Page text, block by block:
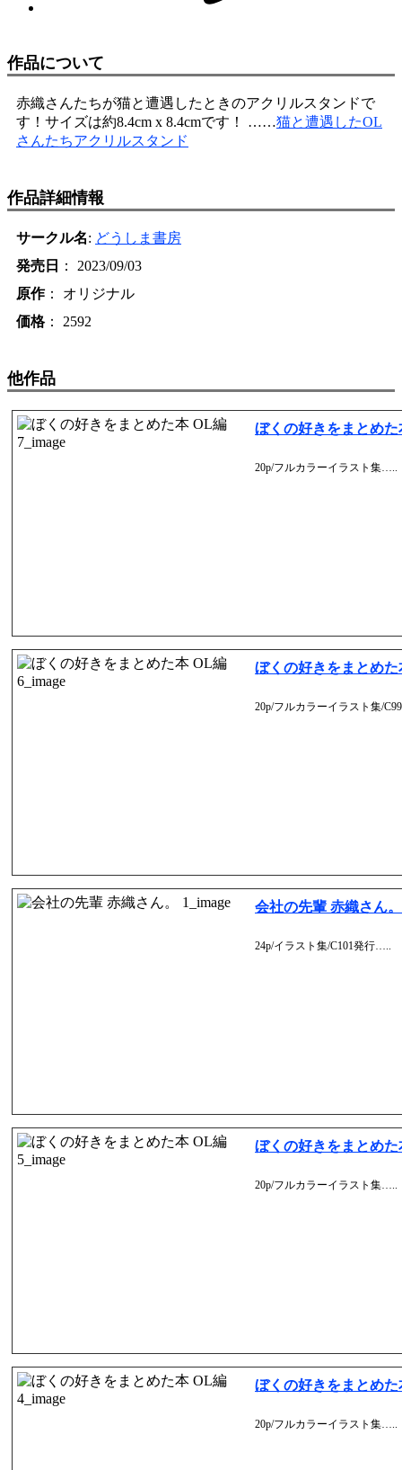
作品について
赤織さんたちが猫と遭遇したときのアクリルスタンドで
す！サイズは約8.4cm x 8.4cmです！ ……猫と遭遇したOL
さんたちアクリルスタンド
作品詳細情報
サークル名: どうしま書房
発売日
： 2023/09/03
原作： オリジナル
価格： 2592
他作品
ぼくの好きをまとめ
20p/フルカラーイラスト集…..
ぼくの好きをまとめ
20p/フルカラーイラスト集/
会社の先輩 赤織さん
24p/イラスト集/C101発行…..
ぼくの好きをまとめ
20p/フルカラーイラスト集…..
ぼくの好きをまとめ
20p/フルカラーイラスト集…..